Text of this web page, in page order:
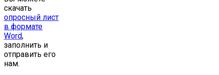
скачать
опросный лист
в формате
Word,
заполнить и
отправить его
нам.